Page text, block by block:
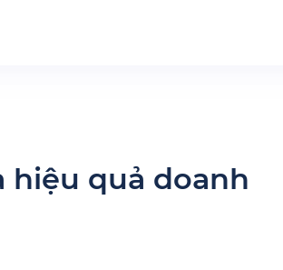
hiệu quả doanh